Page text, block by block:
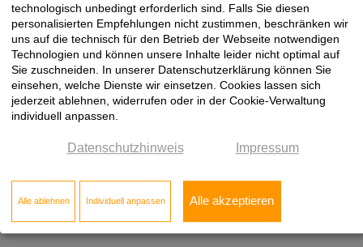
AGB
Datenschutz
Cookie Einstellungen
Hilfe
Registrierung / Anmeldung
Kontakt zum Standort
FAQ
technologisch unbedingt erforderlich sind. Falls Sie diesen
personalisierten Empfehlungen nicht zustimmen, beschränken wir
uns auf die technisch für den Betrieb der Webseite notwendigen
Technologien und können unsere Inhalte leider nicht optimal auf
Sie zuschneiden. In unserer Datenschutzerklärung können Sie
einsehen, welche Dienste wir einsetzen. Cookies lassen sich
jederzeit ablehnen, widerrufen oder in der Cookie-Verwaltung
individuell anpassen.
Datenschutzhinweis Impressum
Alle ablehnen Individuell anpassen Alle akzeptieren